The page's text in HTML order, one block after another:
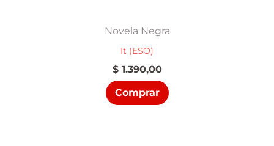
Novela Negra
It (ESO)
$1.390,00
Comprar